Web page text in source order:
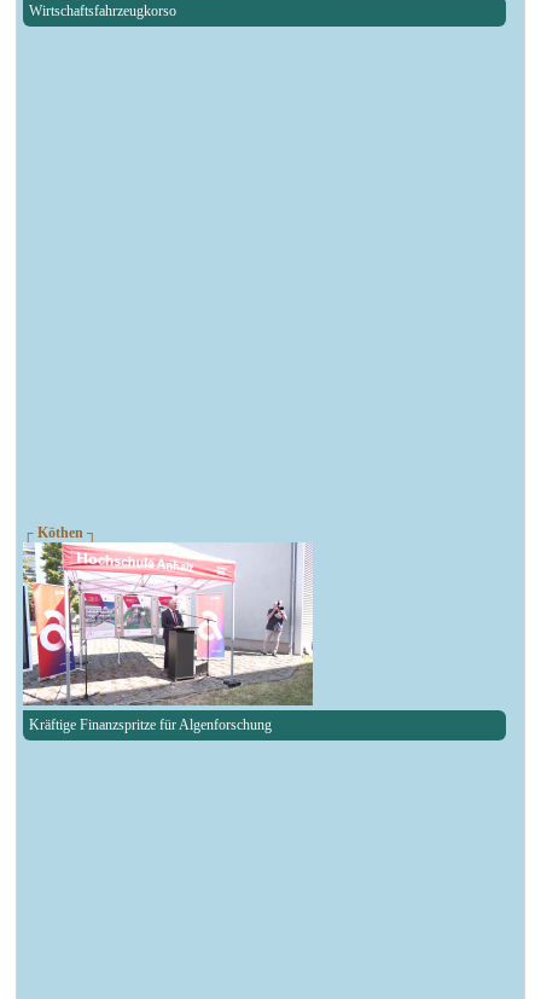
Wirtschaftsfahrzeugkorso
┌ Köthen ┐
Kräftige Finanzspritze für Algenforschung